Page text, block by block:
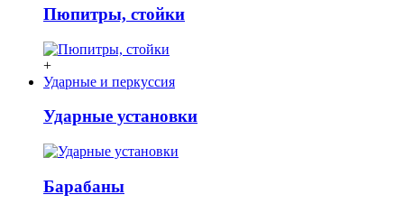
Пюпитры, стойки
+
Ударные и перкуссия
Ударные установки
Барабаны